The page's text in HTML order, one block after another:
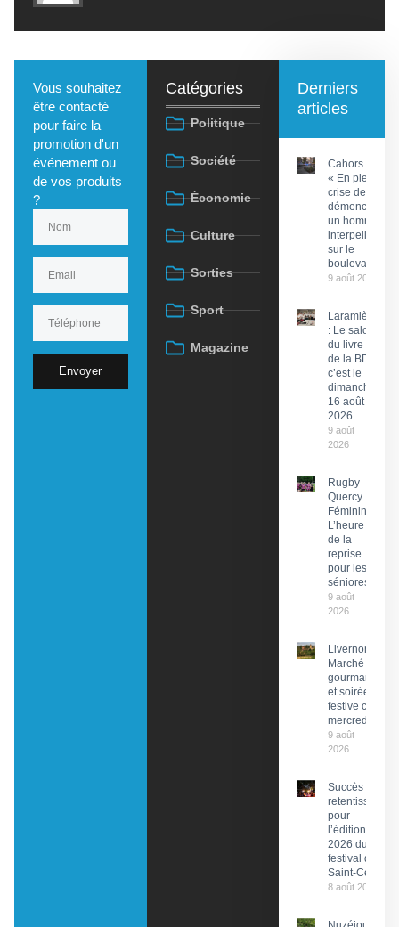
Vous souhaitez
être contacté
pour faire la
promotion d'un
événement ou
de vos produits
?
Envoyer
Catégories
Politique
Société
Économie
Culture
Sorties
Sport
Magazine
Derniers
articles
Cahors :
« En pleine
crise de
démence »,
un homme
interpellé
sur le
boulevard
9 août 2026
Laramière
: Le salon
du livre et
de la BD,
c’est le
dimanche
16 août
2026
9 août
2026
Rugby
Quercy
Féminin :
L’heure
de la
reprise
pour les
séniores
9 août
2026
Livernon :
Marché
gourmand
et soirée
festive ce
mercredi
9 août
2026
Succès
retentissant
pour
l’édition
2026 du
festival de
Saint-Céré
8 août 2026